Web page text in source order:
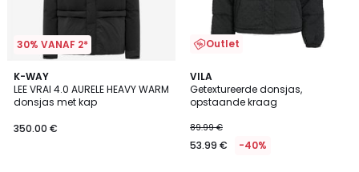
30% VANAF 2*
K-WAY
LEE VRAI 4.0 AURELE HEAVY WARM
donsjas met kap
350.00 €
Outlet
VILA
Getextureerde donsjas,
opstaande kraag
89.99 €
53.99 € -40%
5
/
5